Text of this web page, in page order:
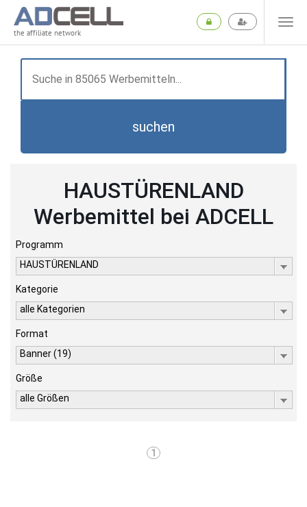
the affiliate network
suchen
HAUSTÜRENLAND
Werbemittel bei ADCELL
Programm
HAUSTÜRENLAND
Kategorie
alle Kategorien
Format
Banner (19)
Größe
alle Größen
1